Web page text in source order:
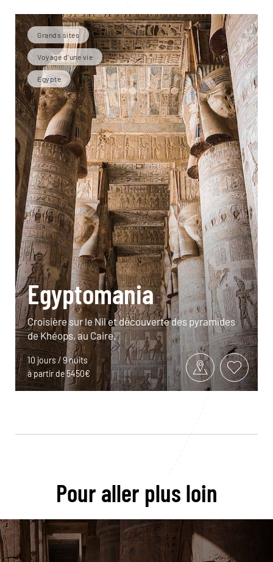
Grands sites
Voyage d'une vie
Egypte
Egyptomania
Croisière sur le Nil et découverte des pyramides
de Khéops, au Caire.
10 jours / 9 nuits
à partir de 5450€
Pour aller plus loin